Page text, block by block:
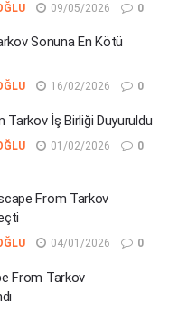
09/05/2026 0
Sonuna En Kötü
16/02/2026 0
Tarkov İş Birliği Duyuruldu
01/02/2026 0
From Tarkov
04/01/2026 0
From Tarkov